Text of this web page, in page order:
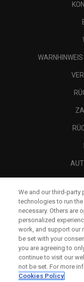
We and our third-party
technologies to run
necessary. Others are
personalized
work, and support our
be set with your
you are agreeing to
continue to visit our
not be set. For more
Cookies Policy